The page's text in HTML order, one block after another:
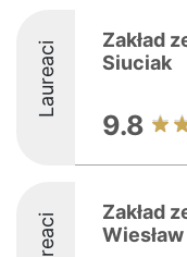
Laureaci
Zakład
Siuciak
9.8
Zakład